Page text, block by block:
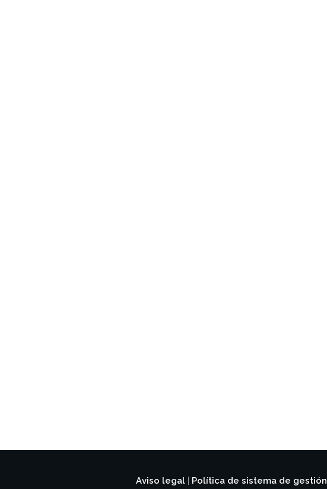
Aviso legal Política de sistema de gestión